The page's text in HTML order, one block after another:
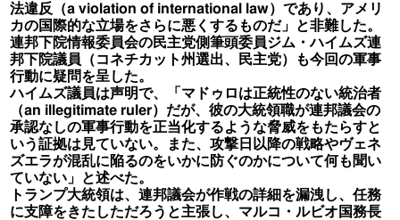
法違反（a violation of international law）であり、アメリ
カの国際的な立場をさらに悪くするものだ」と非難した。
連邦下院情報委員会の民主党側筆頭委員ジム・ハイムズ連
邦下院議員（コネチカット州選出、民主党）も今回の軍事
行動に疑問を呈した。
ハイムズ議員は声明で、「マドゥロは正統性のない統治者
（an illegitimate ruler）だが、彼の大統領職が連邦議会の
承認なしの軍事行動を正当化するような脅威をもたらすと
いう証拠は見ていない。また、攻撃日以降の戦略やヴェネ
ズエラが混乱に陥るのをいかに防ぐのかについて何も聞い
ていない」と述べた。
トランプ大統領は、連邦議会が作戦の詳細を漏洩し、任務
に支障をきたしただろうと主張し、マルコ・ルビオ国務長